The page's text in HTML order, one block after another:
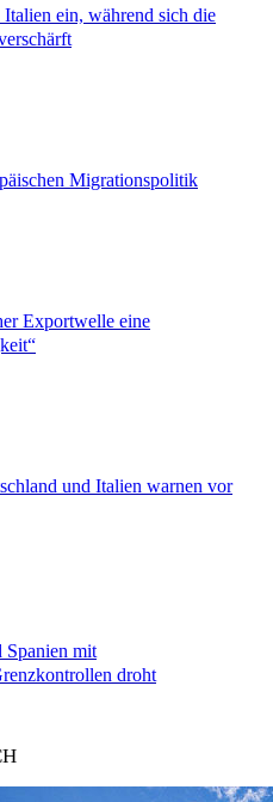
ein, während sich die
Migrationspolitik
Exportwelle eine
und Italien warnen vor
Spanien mit
droht